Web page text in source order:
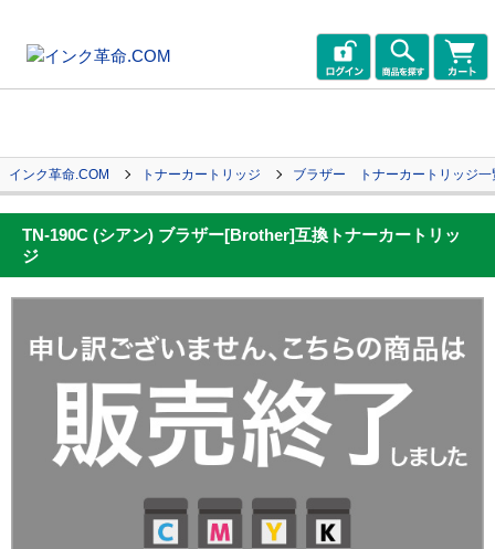
インク革命.COM トナーカートリッジ ブラザー トナーカートリッジ一
TN-190C (シアン) ブラザー[Brother]互換トナーカートリッ
ジ